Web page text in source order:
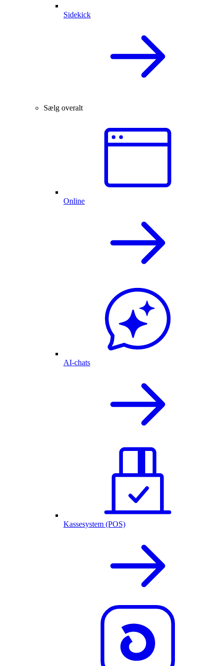
Sidekick
Sælg overalt
Online
AI-chats
Kassesystem (POS)